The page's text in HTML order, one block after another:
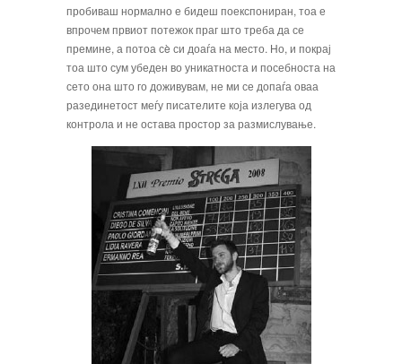
пробиваш нормално е бидеш поекспониран, тоа е
впрочем првиот потежок праг што тре­ба да се
премине, а потоа сè си доаѓа на место. Но, и покрај
тоа што сум убеден во уникатноста и посебноста на
сето она што го доживувам, не ми се допаѓа оваа
разединетост меѓу писателите која излегува од
контрола и не остава простор за размислување.